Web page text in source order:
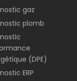
gaz
plomb
(DPE)
ERP